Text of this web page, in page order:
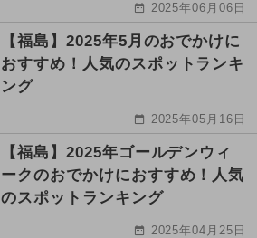
2025年06月06日
【福島】2025年5月のおでかけに
おすすめ！人気のスポットランキ
ング
2025年05月16日
【福島】2025年ゴールデンウィ
ークのおでかけにおすすめ！人気
のスポットランキング
2025年04月25日